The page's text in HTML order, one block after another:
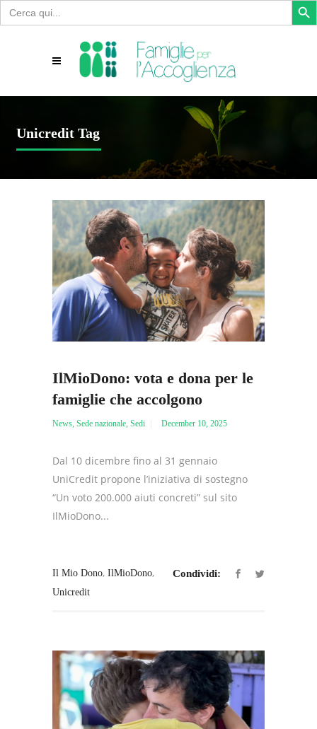
Search
for:
Unicredit Tag
IlMioDono: vota e dona per le
famiglie che accolgono
News Sede nazionale Sedi December 10, 2025
Dal 10 dicembre fino al 31 gennaio
UniCredit propone l’iniziativa di sostegno
“Un voto 200.000 aiuti concreti” sul sito
IlMioDono...
Il Mio Dono, IlMioDono,
Unicredit
Condividi: